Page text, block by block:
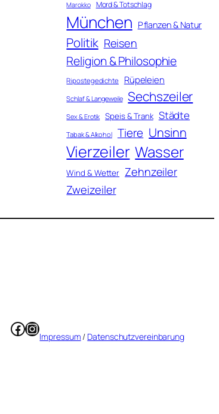
Marokko Mord & Totschlag
München Pflanzen & Natur
Politik Reisen
Religion & Philosophie
Ripostegedichte Rüpeleien
Schlaf & Langeweile Sechszeiler
Sex & Erotik Speis & Trank Städte
Tabak & Alkohol Tiere Unsinn
Vierzeiler Wasser
Wind & Wetter Zehnzeiler
Zweizeiler
Facebook
Instagram
Impressum / Datenschutzvereinbarung